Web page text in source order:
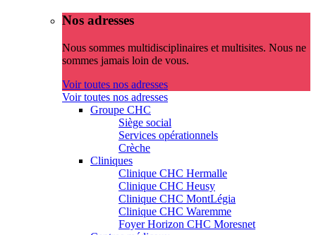
Nos adresses
Nous sommes multidisciplinaires et multisites. Nous ne
sommes jamais loin de vous.
Voir toutes nos adresses
Voir toutes nos adresses
Groupe CHC
Siège social
Services opérationnels
Crèche
Cliniques
Clinique CHC Hermalle
Clinique CHC Heusy
Clinique CHC MontLégia
Clinique CHC Waremme
Foyer Horizon CHC Moresnet